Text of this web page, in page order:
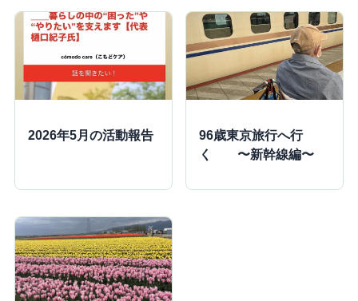
2026年5月の活動報告
96歳東京旅行へ行
く 〜新幹線編〜